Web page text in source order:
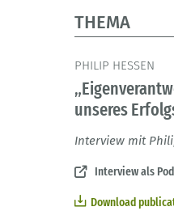
THEMA
PHILIP HESSEN
unseres
Interview mit
Interview als
Download